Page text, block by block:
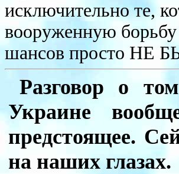
исключительно те,
вооруженную
шансов просто НЕ
Разговор о
Украине
предстоящее.
на наших глазах.